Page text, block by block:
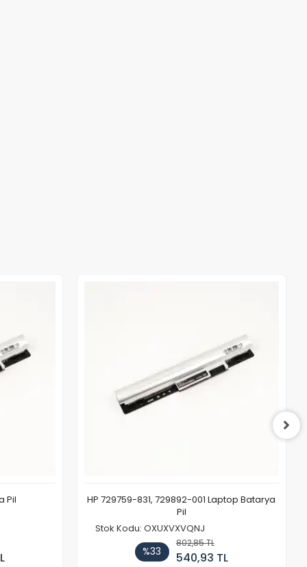
Pil
HP 729759-831, 729892-001 Laptop Batarya
Pil
Stok Kodu: OXUXVXVQNJ
%33
802,85 TL
540,93 TL